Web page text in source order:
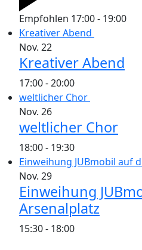
Empfohlen 17:00- 19:00
Kreativer Abend
Nov. 22
Kreativer Abend
17:00-20:00
weltlicher Chor
Nov. 26
weltlicher Chor
18:00- 19:30
Einweihung JUBmobil auf
Nov. 29
Einweihung
Arsenalplatz
15:30- 18:00